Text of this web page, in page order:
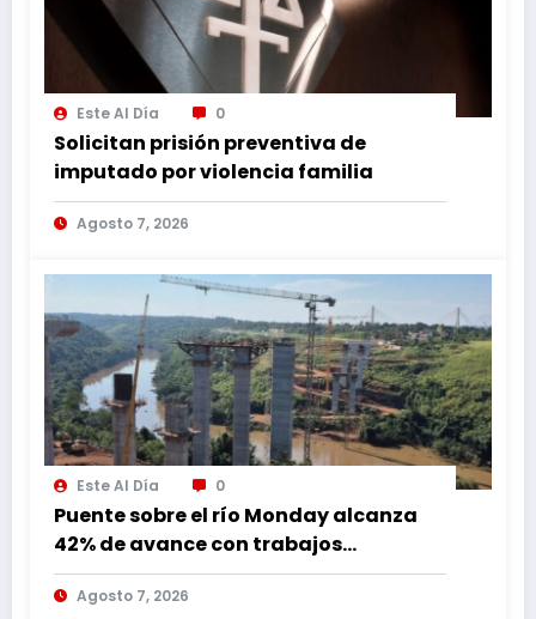
Este Al Día 0
Solicitan prisión preventiva de
imputado por violencia familia
Agosto 7, 2026
Este Al Día 0
Puente sobre el río Monday alcanza
42% de avance con trabajos
continuos
Agosto 7, 2026